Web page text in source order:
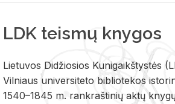
LDK teismų knygos
Lie­tu­vos Di­džio­sios Ku­ni­gaikš­tys­tės
Vil­niaus uni­ver­si­te­to bi­b­lio­te­kos
1540–1845 m. rank­raš­ti­nių aktų